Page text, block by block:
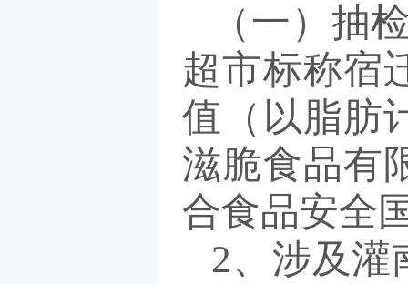
（一）抽
超市标称宿
值（以脂肪
滋脆食品有
合食品安全
2、涉及灌